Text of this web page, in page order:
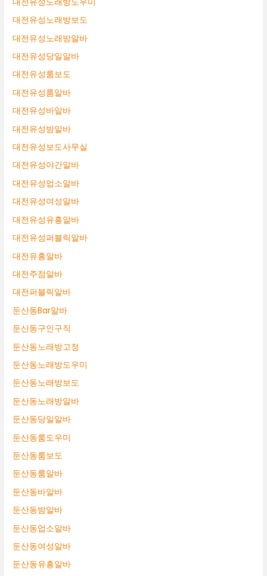
대전유성노래방보도
대전유성노래방알바
대전유성당일알바
대전유성룸보도
대전유성룸알바
대전유성바알바
대전유성밤알바
대전유성보도사무실
대전유성야간알바
대전유성업소알바
대전유성여성알바
대전유성유흥알바
대전유성퍼블릭알바
대전유흥알바
대전주점알바
대전퍼블릭알바
둔산동Bar알바
둔산동구인구직
둔산동노래방고정
둔산동노래방도우미
둔산동노래방보도
둔산동노래방알바
둔산동당일알바
둔산동룸도우미
둔산동룸보도
둔산동룸알바
둔산동바알바
둔산동밤알바
둔산동업소알바
둔산동여성알바
둔산동유흥알바